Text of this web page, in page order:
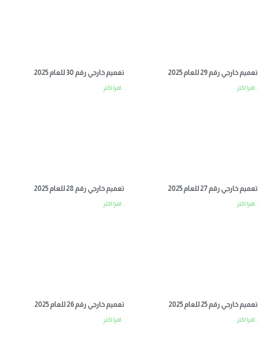
تعميم خارجي رقم 30 للعام 2025
اقرا اكثر...
تعميم خارجي رقم 29 للعام 2025
اقرا اكثر...
تعميم خارجي رقم 28 للعام 2025
اقرا اكثر...
تعميم خارجي رقم 27 للعام 2025
اقرا اكثر...
تعميم خارجي رقم 26 للعام 2025
اقرا اكثر...
تعميم خارجي رقم 25 للعام 2025
اقرا اكثر...